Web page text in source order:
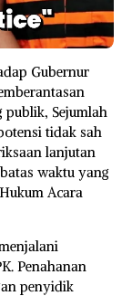
Gubernur
publik, Sejumlah
tidak sah
lanjutan
waktu yang
Acara
Penahanan
penyidik